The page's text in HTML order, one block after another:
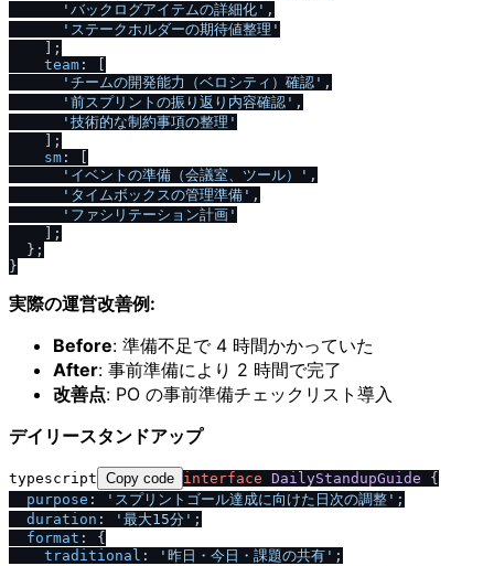
'バックログアイテムの詳細化' ,
'ステークホルダーの期待値整理'
    ];
team : [
'チームの開発能力（ベロシティ）確認' ,
'前スプリントの振り返り内容確認' ,
'技術的な制約事項の整理'
    ];
sm : [
'イベントの準備（会議室、ツール）' ,
'タイムボックスの管理準備' ,
'ファシリテーション計画'
    ];
  };
実際の運営改善例:
Before: 準備不足で 4 時間かかっていた
After: 事前準備により 2 時間で完了
改善点: PO の事前準備チェックリスト導入
デイリースタンドアップ
typescript Copy code interface DailyStandupGuide {
purpose : 'スプリントゴール達成に向けた日次の調整' ;
duration : '最大15分' ;
format : {
traditional : '昨日・今日・課題の共有' ;